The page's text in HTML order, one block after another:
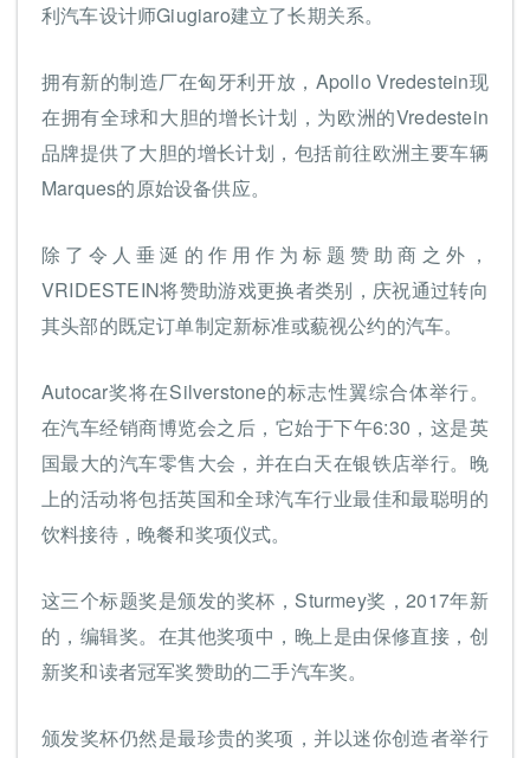
利汽车设计师Giugiaro建立了长期关系。
拥有新的制造厂在匈牙利开放，Apollo Vredestein现
在拥有全球和大胆的增长计划，为欧洲的Vredestein
品牌提供了大胆的增长计划，包括前往欧洲主要车辆
Marques的原始设备供应。
除了令人垂涎的作用作为标题赞助商之外，
VRIDESTEIN将赞助游戏更换者类别，庆祝通过转向
其头部的既定订单制定新标准或藐视公约的汽车。
Autocar奖将在Silverstone的标志性翼综合体举行。
在汽车经销商博览会之后，它始于下午6:30，这是英
国最大的汽车零售大会，并在白天在银铁店举行。晚
上的活动将包括英国和全球汽车行业最佳和最聪明的
饮料接待，晚餐和奖项仪式。
这三个标题奖是颁发的奖杯，Sturmey奖，2017年新
的，编辑奖。在其他奖项中，晚上是由保修直接，创
新奖和读者冠军奖赞助的二手汽车奖。
颁发奖杯仍然是最珍贵的奖项，并以迷你创造者举行